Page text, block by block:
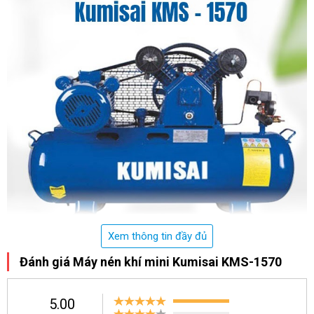
Model Kumisai KMS-1570
Kiểu dáng gọn gàng
Xem thông tin đầy đủ
Đánh giá Máy nén khí mini Kumisai KMS-1570
5.00